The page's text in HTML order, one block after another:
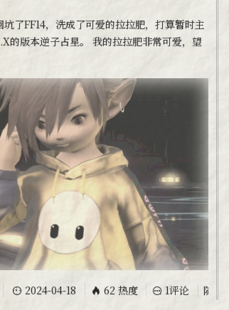
的版本逆子占星。 我的拉拉肥非常可爱，望
2024-04-18 62 热度 1评论 随笔